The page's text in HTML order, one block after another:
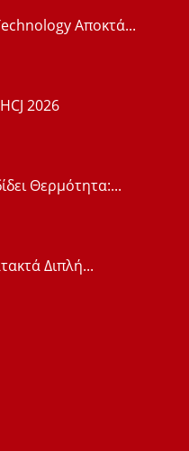
Αποκτά...
2026
Θερμότητα:...
Διπλή...